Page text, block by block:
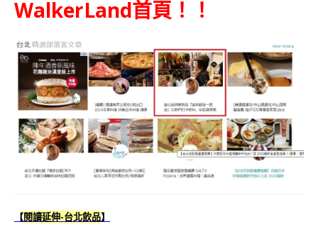
WalkerLand首頁！！
【閱讀延伸-台北飲品】